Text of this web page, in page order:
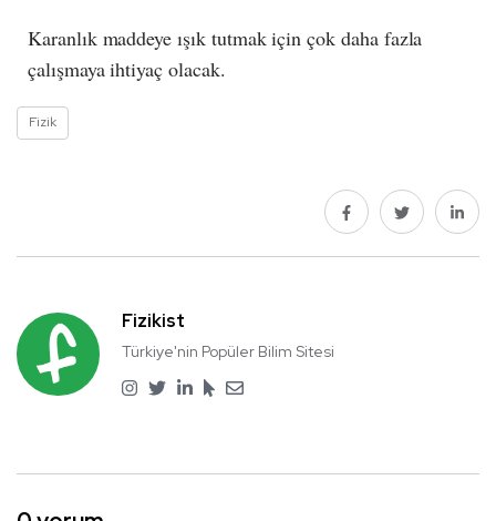
Karanlık maddeye ışık tutmak için çok daha fazla
çalışmaya ihtiyaç olacak.
Fizik
Fizikist
Türkiye'nin Popüler Bilim Sitesi